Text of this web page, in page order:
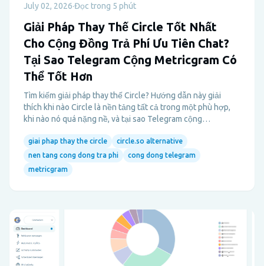
July 02, 2026·Đọc trong 5 phút
Giải Pháp Thay Thế Circle Tốt Nhất
Cho Cộng Đồng Trả Phí Ưu Tiên Chat?
Tại Sao Telegram Cộng Metricgram Có
Thể Tốt Hơn
Tìm kiếm giải pháp thay thế Circle? Hướng dẫn này giải
thích khi nào Circle là nền tảng tất cả trong một phù hợp,
khi nào nó quá nặng nề, và tại sao Telegram cộng
đồng ưu tiên chat.
giai phap thay the circle
circle.so alternative
nen tang cong dong tra phi
cong dong telegram
metricgram